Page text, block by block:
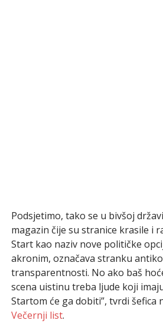
Podsjetimo, tako se u bivšoj
magazin čije su stranice krasile i
Start kao naziv nove političke
akronim, označava stranku
transparentnosti. No ako baš
scena uistinu treba ljude koji
Startom će ga dobiti”, tvrdi šefica
Večernji list.